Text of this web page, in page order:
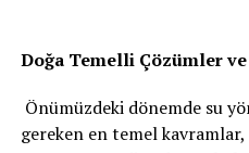
Doğa Temelli Çözümler
Önümüzdeki dönemde su
gereken en temel